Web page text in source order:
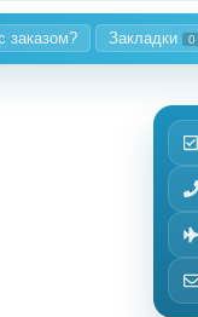
заказом? Закладки 0